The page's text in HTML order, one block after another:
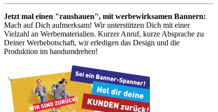
Jetzt mal einen "raushauen", mit werbewirksamen Bannern:
Mach auf Dich aufmerksam! Wir unterstützen Dich mit einer
Vielzahl an Werbematerialien. Kurzer Anruf, kurze Absprache zu
Deiner Werbebotschaft, wir erledigen das Design und die
Produktion im handumdrehen!